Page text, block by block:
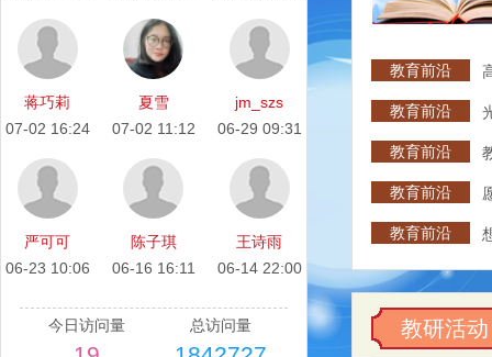
蒋巧莉
07-02 16:24
夏雪
07-02 11:12
jm_szs
06-29 09:31
严可可
06-23 10:06
陈子琪
06-16 16:11
王诗雨
06-14 22:00
今日访问量 总访问量
白石坡
教育前沿
教育前沿
教育前沿
教育前沿
教育前沿
教研活动